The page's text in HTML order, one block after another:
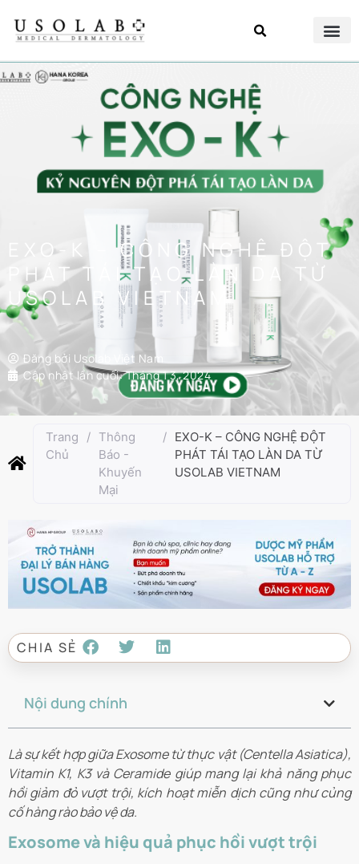
EXO-K – CÔNG NGHỆ ĐỘT
PHÁT TÁI TẠO LÀN DA TỪ
USOLAB VIETNAM
Đăng bởi Usolab Việt Nam
Cập nhật lần cuối:Tháng 1 3, 2024
Trang
Chủ
/ Thông
Báo -
Khuyến
Mại
/
EXO-K – CÔNG NGHỆ ĐỘT
PHÁT TÁI TẠO LÀN DA TỪ
USOLAB VIETNAM
CHIA SẺ
Nội dung chính
Là sự kết hợp giữa Exosome từ thực vật (Centella Asiatica),
Vitamin K1, K3 và Ceramide giúp mang lại khả năng phục
hồi giảm đỏ vượt trội, kích hoạt miễn dịch cũng như củng
cố hàng rào bảo vệ da.
Exosome và hiệu quả phục hồi vượt trội